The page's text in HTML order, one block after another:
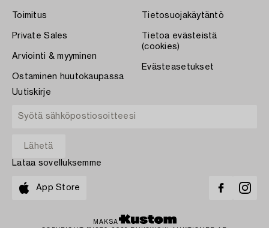
Toimitus
Private Sales
Arviointi & myyminen
Ostaminen huutokaupassa
Tietosuojakäytäntö
Tietoa evästeistä
(cookies)
Evästeasetukset
Uutiskirje
Lataa sovelluksemme
App Store
MAKSA